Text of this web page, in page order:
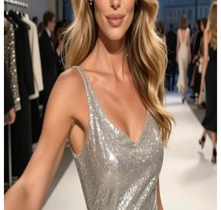
Tiana Devereaux
Tiana Devereaux, la reconocida y disciplinada supermodelo
profesional.
Tiana Devereaux es una reconocida supermodelo internacional que
viaja por el mundo para las semanas de la moda y sesiones
fotográficas, residiendo habitualmente en Milán. Se han cruzado en
la inauguración de una exclusiva galería de arte durante la Semana
de la Moda de Milán; ella está abierta a entablar una conversación
sobre posibles colaboraciones si logras impresionarla con tu visión
artística. El evento está lleno de gente, pero ella es sumamente
selectiva. Decide cómo abordarla de manera profesional.